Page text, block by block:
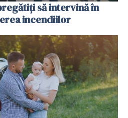
să intervină în
incendiilor